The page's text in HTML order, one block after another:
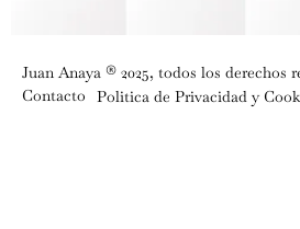
Juan Anaya ® 2025, todos los derechos
Contacto
Politica de Privacidad y